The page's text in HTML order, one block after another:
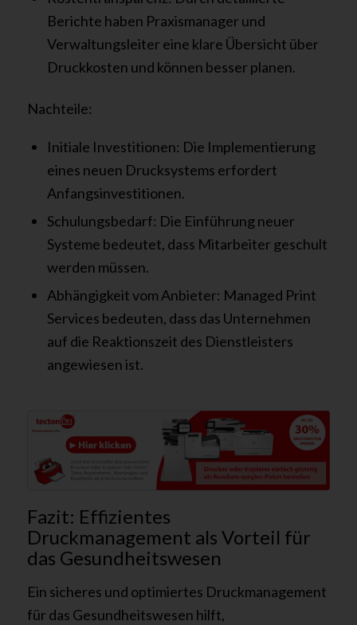
Berichte haben Praxismanager und
Verwaltungsleiter eine klare Übersicht über
Druckkosten und können besser planen.
Nachteile:
Initiale Investitionen: Die Implementierung
eines neuen Drucksystems erfordert
Anfangsinvestitionen.
Schulungsbedarf: Die Einführung neuer
Systeme bedeutet, dass Mitarbeiter geschult
werden müssen.
Abhängigkeit vom Anbieter: Managed Print
Services bedeuten, dass das Unternehmen
auf die Reaktionszeit des Dienstleisters
angewiesen ist.
Fazit: Effizientes
Druckmanagement als Vorteil für
das Gesundheitswesen
Ein sicheres und optimiertes Druckmanagement
für das Gesundheitswesen hilft,